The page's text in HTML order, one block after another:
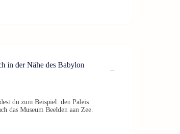
in der Nähe des Babylon
du zum Beispiel: den Paleis
das Museum Beelden aan Zee.